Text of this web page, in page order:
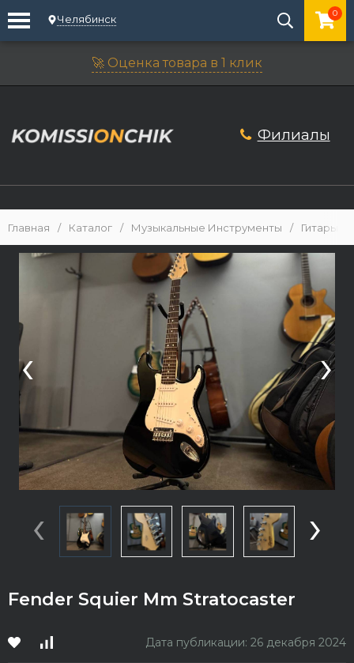
Челябинск 0
🚀 Оценка товара в 1 клик
Филиалы
Главная / Каталог / Музыкальные Инструменты / Гитары
‹ ›
‹ ›
Fender Squier Mm Stratocaster
Дата публикации: 26 декабря 2024